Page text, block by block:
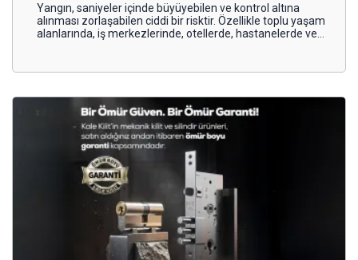
Yangın, saniyeler içinde büyüyebilen ve kontrol altına
alınması zorlaşabilen ciddi bir risktir. Özellikle toplu yaşam
alanlarında, iş merkezlerinde, otellerde, hastanelerde ve
güvenlik unsurlarından biri ise yangın kapılarıdır.